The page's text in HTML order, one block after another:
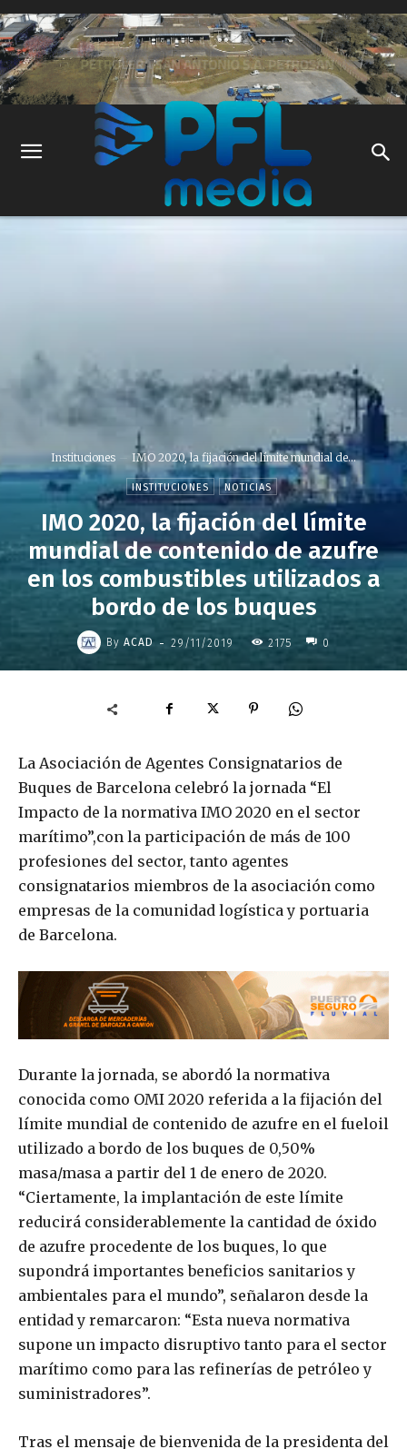
Instituciones IMO 2020, la fijación del límite mundial de...
INSTITUCIONES NOTICIAS
IMO 2020, la fijación del límite
mundial de contenido de azufre
en los combustibles utilizados a
bordo de los buques
By ACAD - 29/11/2019 2175 0
La Asociación de Agentes Consignatarios de
Buques de Barcelona celebró la jornada “El
Impacto de la normativa IMO 2020 en el sector
marítimo”,con la participación de más de 100
profesiones del sector, tanto agentes
consignatarios miembros de la asociación como
empresas de la comunidad logística y portuaria
de Barcelona.
Durante la jornada, se abordó la normativa
conocida como OMI 2020 referida a la fijación del
límite mundial de contenido de azufre en el fueloil
utilizado a bordo de los buques de 0,50%
masa/masa a partir del 1 de enero de 2020.
“Ciertamente, la implantación de este límite
reducirá considerablemente la cantidad de óxido
de azufre procedente de los buques, lo que
supondrá importantes beneficios sanitarios y
ambientales para el mundo”, señalaron desde la
entidad y remarcaron: “Esta nueva normativa
supone un impacto disruptivo tanto para el sector
marítimo como para las refinerías de petróleo y
suministradores”.
Tras el mensaje de bienvenida de la presidenta del